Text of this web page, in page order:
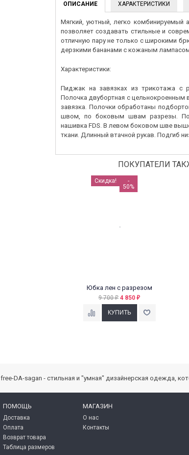
ОПИСАНИЕ ХАРАКТЕРИСТИКИ
Мягкий, уютный, легко комбинируемый
позволяет создавать стильные и
отличную пару не только с широкими
дерзкими бананами с кожаным
Характеристики:
Пиджак на завязках из трикотажа с
Полочка двубортная с цельнокроенным
завязка. Полочки обработаны
швом, по боковым швам разрезы. По
нашивка FDS. В левом боковом шве
ткани. Длинный втачной рукав. Подгиб
ПОКУПАТЕЛИ
-
50%
Скидка!
Юбка лен с разрезом
9 700₽ 4 850 ₽
free-DA-sagan - стильная и "умная" дизайнерская одежда,
ПОМОЩЬ
Доставка
Оплата
Возврат товара
Таблица размеров
МАГАЗИН
О нас
Контакты